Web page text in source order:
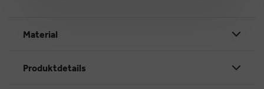
Material
Produktdetails